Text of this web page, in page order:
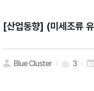
[산업동향] (미세조류
Blue Cluster 3